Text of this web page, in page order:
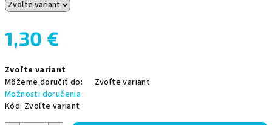
1,30 €
cena:
Zvoľte variant
Môžeme doručiť do:
Zvoľte variant
Možnosti doručenia
Kód: Zvoľte variant